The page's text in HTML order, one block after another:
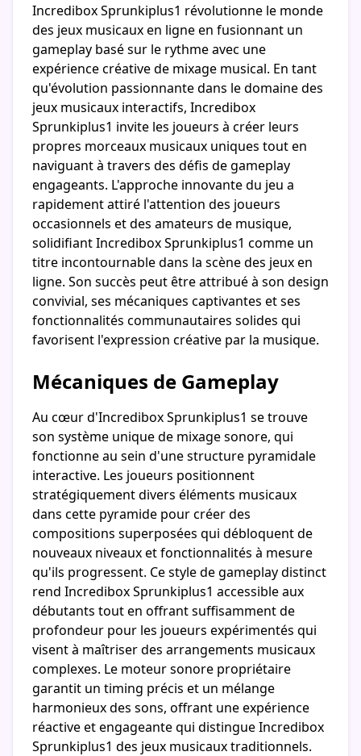
Incredibox Sprunkiplus1 révolutionne le monde
des jeux musicaux en ligne en fusionnant un
gameplay basé sur le rythme avec une
expérience créative de mixage musical. En tant
qu'évolution passionnante dans le domaine des
jeux musicaux interactifs, Incredibox
Sprunkiplus1 invite les joueurs à créer leurs
propres morceaux musicaux uniques tout en
naviguant à travers des défis de gameplay
engageants. L'approche innovante du jeu a
rapidement attiré l'attention des joueurs
occasionnels et des amateurs de musique,
solidifiant Incredibox Sprunkiplus1 comme un
titre incontournable dans la scène des jeux en
ligne. Son succès peut être attribué à son design
convivial, ses mécaniques captivantes et ses
fonctionnalités communautaires solides qui
favorisent l'expression créative par la musique.
Mécaniques de Gameplay
Au cœur d'Incredibox Sprunkiplus1 se trouve
son système unique de mixage sonore, qui
fonctionne au sein d'une structure pyramidale
interactive. Les joueurs positionnent
stratégiquement divers éléments musicaux
dans cette pyramide pour créer des
compositions superposées qui débloquent de
nouveaux niveaux et fonctionnalités à mesure
qu'ils progressent. Ce style de gameplay distinct
rend Incredibox Sprunkiplus1 accessible aux
débutants tout en offrant suffisamment de
profondeur pour les joueurs expérimentés qui
visent à maîtriser des arrangements musicaux
complexes. Le moteur sonore propriétaire
garantit un timing précis et un mélange
harmonieux des sons, offrant une expérience
réactive et engageante qui distingue Incredibox
Sprunkiplus1 des jeux musicaux traditionnels.